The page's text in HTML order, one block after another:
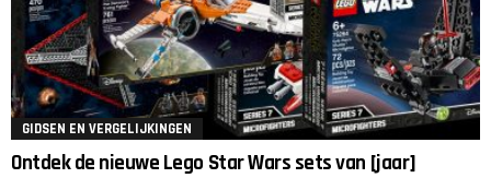
GIDSEN EN VERGELIJKINGEN
Ontdek de nieuwe Lego Star Wars sets van [jaar]